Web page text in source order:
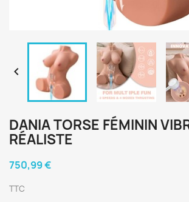

DANIA TORSE FÉMININ
RÉALISTE
750,99 €
TTC